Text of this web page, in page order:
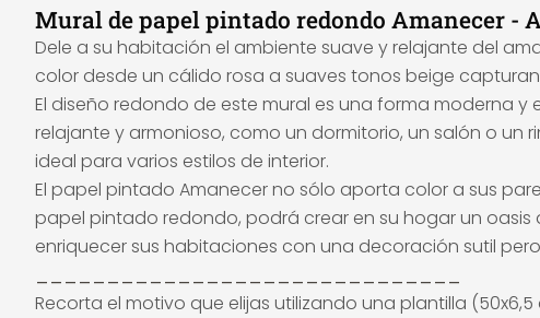
Mural de papel pintado redondo Amanecer -
Dele a su habitación el ambiente suave y relajante del
color desde un cálido rosa a suaves tonos beige
El diseño redondo de este mural es una forma moderna
relajante y armonioso, como un dormitorio, un salón o
ideal para varios estilos de interior.
El papel pintado Amanecer no sólo aporta color a sus
papel pintado redondo, podrá crear en su hogar un
enriquecer sus habitaciones con una decoración sutil
Recorta el motivo que elijas utilizando una plantilla